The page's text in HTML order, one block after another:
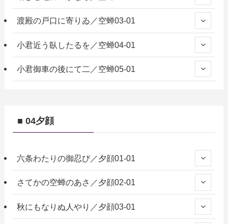
渡殿の戸口に寄りゐ／空蝉03-01
小君近う臥したるを／空蝉04-01
小君御車の後にて二／空蝉05-01
■ 04夕顔
六条わたりの御忍び／夕顔01-01
さてかの空蝉のあさ／夕顔02-01
秋にもなりぬ人やり／夕顔03-01